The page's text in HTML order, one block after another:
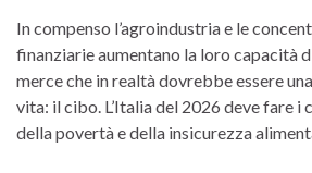
In compenso l’agroindustria e le
finanziarie aumentano la loro capacità
merce che in realtà dovrebbe essere
vita: il cibo. L’Italia del 2026 deve fare i
della povertà e della insicurezza